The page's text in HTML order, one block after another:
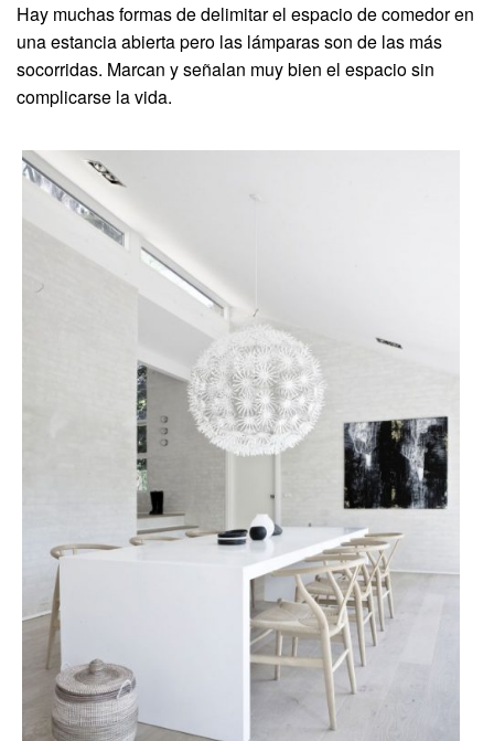
Hay muchas formas de delimitar el espacio de comedor en
una estancia abierta pero las lámparas son de las más
socorridas. Marcan y señalan muy bien el espacio sin
complicarse la vida.